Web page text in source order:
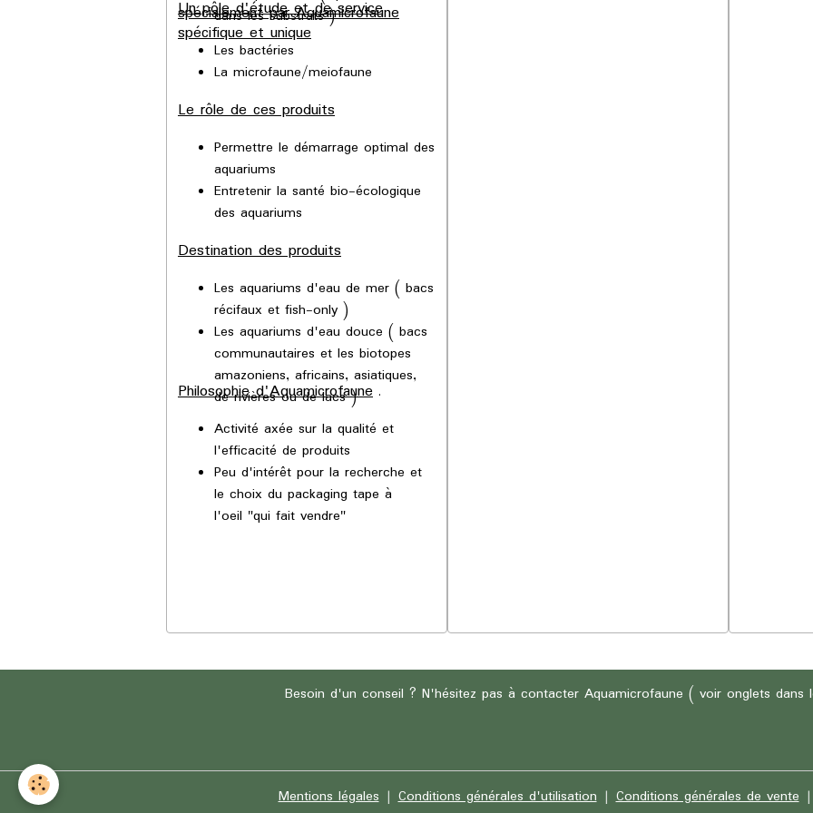
Un pôle d'étude et de service
spécifique et unique
dans les substrats )
spécialement par Aquamicrofaune
Les bactéries
La microfaune/meiofaune
Le rôle de ces produits
Permettre le démarrage optimal des
aquariums
Entretenir la santé bio-écologique
des aquariums
Destination des produits
Les aquariums d'eau de mer ( bacs
récifaux et fish-only )
Les aquariums d'eau douce ( bacs
communautaires et les biotopes
amazoniens, africains, asiatiques,
de rivières ou de lacs )
Philosophie d'Aquamicrofaune .
Activité axée sur la qualité et
l'efficacité de produits
Peu d'intérêt pour la recherche et
le choix du packaging tape à
l'oeil "qui fait vendre"
Besoin d'un conseil ? N'hésitez pas à contacter Aquamicrofaune ( voir onglets dans
Mentions légales Conditions générales d'utilisation Conditions générales de vente